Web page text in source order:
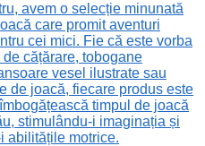
avem o selecție minunată
care promit aventuri
cei mici. Fie că este vorba
cățărare, tobogane
vesel ilustrate sau
de joacă, fiecare produs este
timpul de joacă
stimulându-i imaginația și
abilitățile motrice.